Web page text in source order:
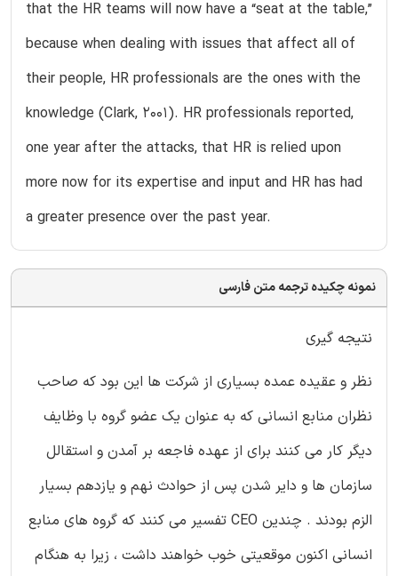
that the HR teams will now have a “seat at the table,”
because when dealing with issues that affect all of
their people, HR professionals are the ones with the
knowledge (Clark, 2001). HR professionals reported,
one year after the attacks, that HR is relied upon
more now for its expertise and input and HR has had
a greater presence over the past year.
نمونه چکیده ترجمه متن فارسی
نتیجه گیری
نظر و عقیده عمده بسیاری از شرکت ها این بود که صاحب
نظران منابع انسانی که به عنوان یک عضو گروه با وظایف
دیگر کار می کنند برای از عهده فاجعه بر آمدن و استقالل
سازمان ها و دایر شدن پس از حوادث نهم و یازدهم بسیار
الزم بودند . چندین CEO تفسیر می کنند که گروه های منابع
انسانی اکنون موقعیتی خوب خواهند داشت ، زیرا به هنگام